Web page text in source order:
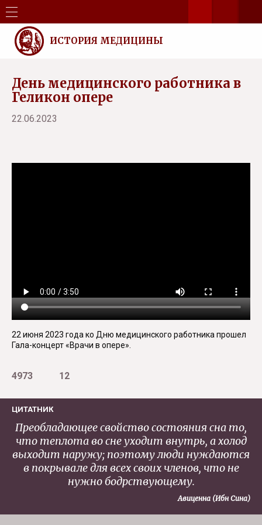
ИСТОРИЯ МЕДИЦИНЫ
День медицинского работника в
Геликон опере
22.06.2023
22 июня 2023 года ко Дню медицинского работника прошел
Гала-концерт «Врачи в опере».
4973 12
ЦИТАТНИК
Преобладающее свойство состояния сна то,
что теплота во сне уходит внутрь, а холод
выходит наружу; поэтому люди нуждаются
в покрывале для всех своих членов, что не
нужно бодрствующему.
Авиценна (Ибн Сина)